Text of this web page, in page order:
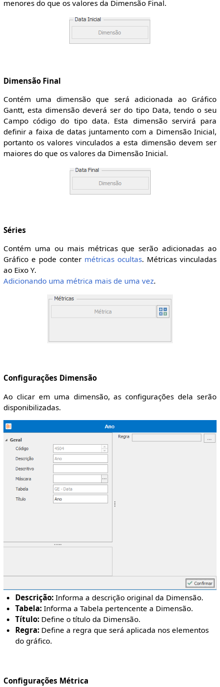
menores do que os valores da Dimensão Final.
Dimensão Final
Contém uma dimensão que será adicionada ao Gráfico
Gantt, esta dimensão deverá ser do tipo Data, tendo o seu
Campo código do tipo data. Esta dimensão servirá para
definir a faixa de datas juntamento com a Dimensão Inicial,
portanto os valores vinculados a esta dimensão devem ser
maiores do que os valores da Dimensão Inicial.
Séries
Contém uma ou mais métricas que serão adicionadas ao
Gráfico e pode conter métricas ocultas. Métricas vinculadas
ao Eixo Y.
Adicionando uma métrica mais de uma vez.
Configurações Dimensão
Ao clicar em uma dimensão, as configurações dela serão
disponibilizadas.
Descrição: Informa a descrição original da Dimensão.
Tabela: Informa a Tabela pertencente a Dimensão.
Título: Define o título da Dimensão.
Regra: Define a regra que será aplicada nos elementos
do gráfico.
Configurações Métrica